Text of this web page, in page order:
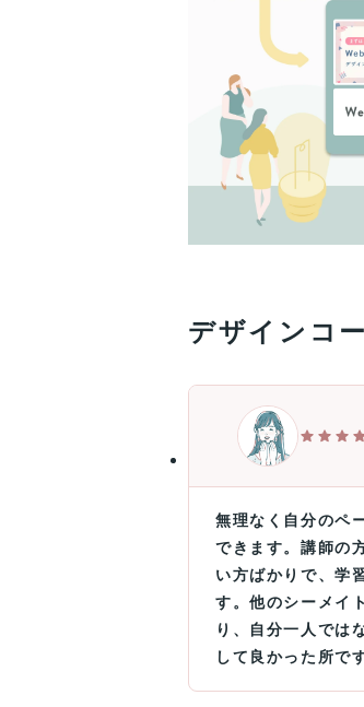
デザインコ
無理なく自分のペ
できます。講師の
い方ばかりで、学
す。他のシーメイ
り、自分一人では
して良かった所で